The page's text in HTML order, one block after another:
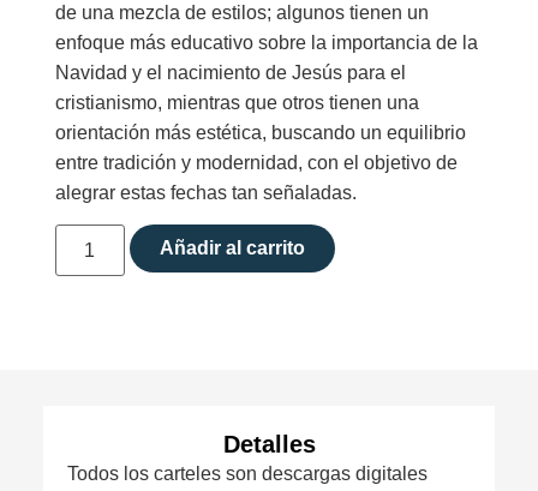
de una mezcla de estilos; algunos tienen un
enfoque más educativo sobre la importancia de la
Navidad y el nacimiento de Jesús para el
cristianismo, mientras que otros tienen una
orientación más estética, buscando un equilibrio
entre tradición y modernidad, con el objetivo de
alegrar estas fechas tan señaladas.
Añadir al carrito
Detalles
Todos los carteles son descargas digitales